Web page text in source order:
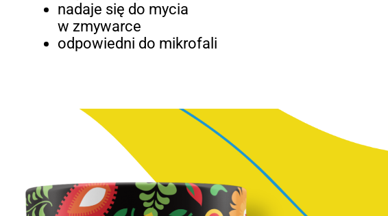
nadaje się do mycia
w zmywarce
odpowiedni do mikrofali